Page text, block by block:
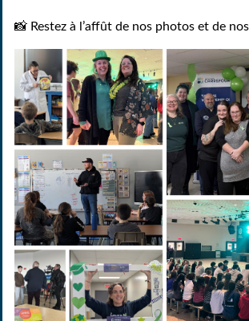
📸 Restez à l’affût de nos photos et de